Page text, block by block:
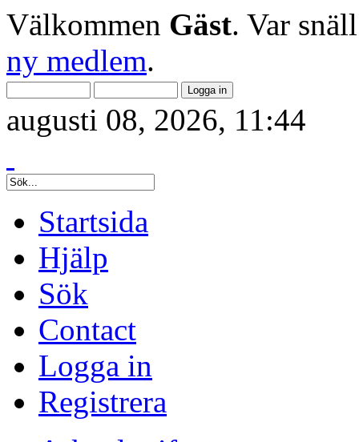
Välkommen Gäst. Var
ny medlem.
augusti 08, 2026, 11:44
Startsida
Hjälp
Sök
Contact
Logga in
Registrera